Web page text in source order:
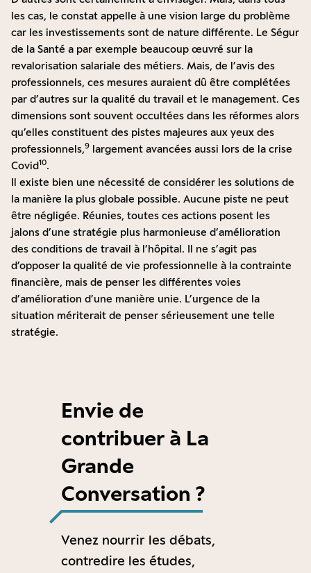
les cas, le constat appelle à une vision large du problème
car les investissements sont de nature différente. Le Ségur
de la Santé a par exemple beaucoup œuvré sur la
revalorisation salariale des métiers. Mais, de l’avis des
professionnels, ces mesures auraient dû être complétées
par d’autres sur la qualité du travail et le management. Ces
dimensions sont souvent occultées dans les réformes alors
qu’elles constituent des pistes majeures aux yeux des
professionnels,9 largement avancées aussi lors de la crise
Covid10.
Il existe bien une nécessité de considérer les solutions de
la manière la plus globale possible. Aucune piste ne peut
être négligée. Réunies, toutes ces actions posent les
jalons d’une stratégie plus harmonieuse d’amélioration
des conditions de travail à l’hôpital. Il ne s’agit pas
d’opposer la qualité de vie professionnelle à la contrainte
financière, mais de penser les différentes voies
d’amélioration d’une manière unie. L’urgence de la
situation mériterait de penser sérieusement une telle
stratégie.
Envie de
contribuer à La
Grande
Conversation ?
Venez nourrir les débats,
contredire les études,